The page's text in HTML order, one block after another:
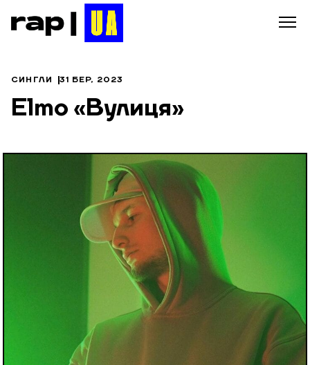
СИНГЛИ 31 БЕР, 2023
Elmo «Вулиця»